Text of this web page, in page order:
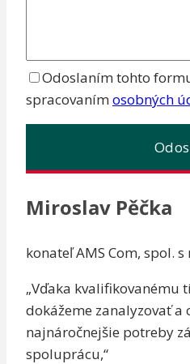
Odoslaním tohto
spracovaním osobných
Miroslav Pěčka
konateľ AMS Com, spol. s
„Vďaka kvalifikovanému
dokážeme zanalyzovať
najnáročnejšie potreby
spoluprácu,“